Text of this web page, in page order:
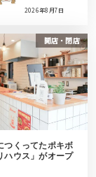
2026年8月7日
開店・閉店
つくってたポキボ
ハウス」がオープ